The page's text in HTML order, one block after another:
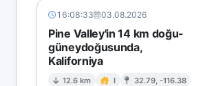
16:08:33 03.08.2026
Pine Valley'in 14 km doğu-
güneydoğusunda,
Kaliforniya
12.6 km I 32.79, -116.38